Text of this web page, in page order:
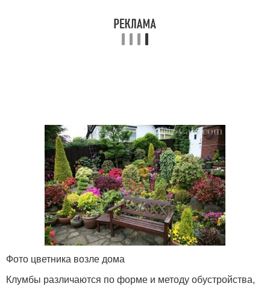
Фото цветника возле дома
Клумбы различаются по форме и методу обустройства,